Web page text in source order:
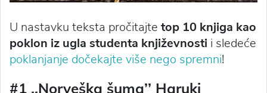
U nastavku teksta pročitajte top 10 knjiga kao
poklon iz ugla studenta književnosti i sledeće
poklanjanje dočekajte više nego spremni!
#1 ‚‚Norveška šuma’’ Haruki